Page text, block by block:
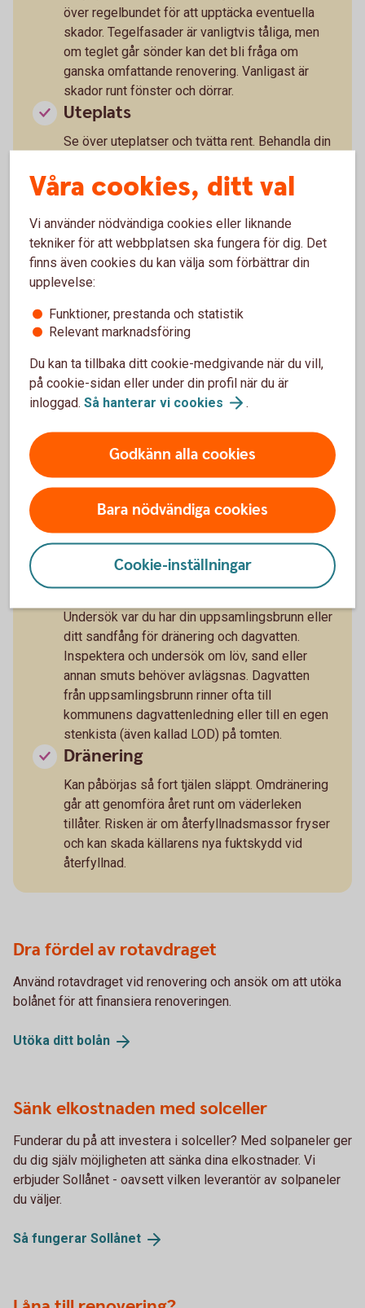
över regelbundet för att upptäcka eventuella
skador. Tegelfasader är vanligtvis tåliga, men
om teglet går sönder kan det bli fråga om
ganska omfattande renovering. Vanligast är
skador runt fönster och dörrar.
Uteplats
Se över uteplatser och tvätta rent. Behandla din
behandlingsmetod du valt.
Tätning
Vår och sommar är en bra tid att montera
tätningslister runt fönster och dörrar.
Fönster
behöver göras beror på var du bor, men ungefär
vart åttonde till tionde år. Sjönära hus och hus
på västkusten slits mer, och husets norrsida
slits minst. Hinner du inte göra ett grundligt
jobb ett år kan du bättringsmåla ett fönster och
slits mest.
Avlopp
Gör rent ditt vattenlås om det rinner dåligt i
avloppet. Om problemet kvarstår och det hörs
spola avloppsledningen. I vissa fall kan man
behöva anlita en spolfirma.
Utomhusbrunnar
Undersök var du har din uppsamlingsbrunn eller
ditt sandfång för dränering och dagvatten.
Inspektera och undersök om löv, sand eller
annan smuts behöver avlägsnas. Dagvatten
från uppsamlingsbrunn rinner ofta till
kommunens dagvattenledning eller till en egen
stenkista (även kallad LOD) på tomten.
Dränering
Kan påbörjas så fort tjälen släppt. Omdränering
går att genomföra året runt om väderleken
tillåter. Risken är om återfyllnadsmassor fryser
och kan skada källarens nya fuktskydd vid
återfyllnad.
Dra fördel av rotavdraget
Använd rotavdraget vid renovering och ansök om att utöka
bolånet för att finansiera renoveringen.
Utöka ditt bolån
Sänk elkostnaden med solceller
Funderar du på att investera i solceller? Med solpaneler ger
du dig själv möjligheten att sänka dina elkostnader. Vi
erbjuder Sollånet - oavsett vilken leverantör av solpaneler
du väljer.
Så fungerar Sollånet
Våra cookies, ditt val
Vi använder nödvändiga cookies eller liknande
tekniker för att webbplatsen ska fungera för dig. Det
finns även cookies du kan välja som förbättrar din
upplevelse:
Funktioner, prestanda och statistik
Relevant marknadsföring
Du kan ta tillbaka ditt cookie-medgivande när du vill,
på cookie-sidan eller under din profil när du är
inloggad. Så hanterar vi cookies .
Godkänn alla cookies
Bara nödvändiga cookies
Cookie-inställningar